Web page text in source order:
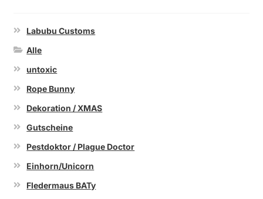
Labubu Customs
Alle
untoxic
Rope Bunny
Dekoration / XMAS
Gutscheine
Pestdoktor / Plague Doctor
Einhorn/Unicorn
Fledermaus BATy